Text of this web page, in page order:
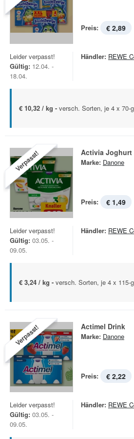
Preis: € 2,89
Leider verpasst!
Gültig: 12.04. -
18.04.
Händler: REWE
€ 10,32 / kg - versch. Sorten, je 4 x 70-
Verpasst! Activia Joghurt
Marke: Danone
Preis: € 1,49
Leider verpasst!
Gültig: 03.05. -
09.05.
Händler: REWE
€ 3,24 / kg - versch. Sorten, je 4 x 115-
Verpasst! Actimel Drink
Marke: Danone
Preis: € 2,22
Leider verpasst!
Gültig: 03.05. -
09.05.
Händler: REWE